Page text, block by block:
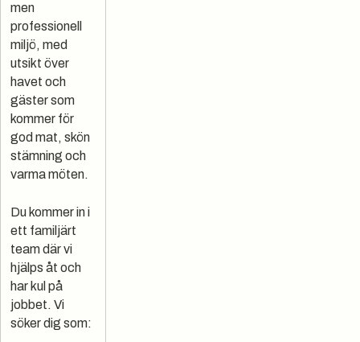
men
professionell
miljö, med
utsikt över
havet och
gäster som
kommer för
god mat, skön
stämning och
varma möten.
Du kommer in i
ett familjärt
team där vi
hjälps åt och
har kul på
jobbet. Vi
söker dig som: